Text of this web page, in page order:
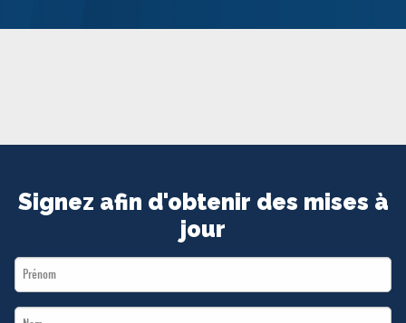
Signez afin d'obtenir des mises à
jour
First
Name
Last